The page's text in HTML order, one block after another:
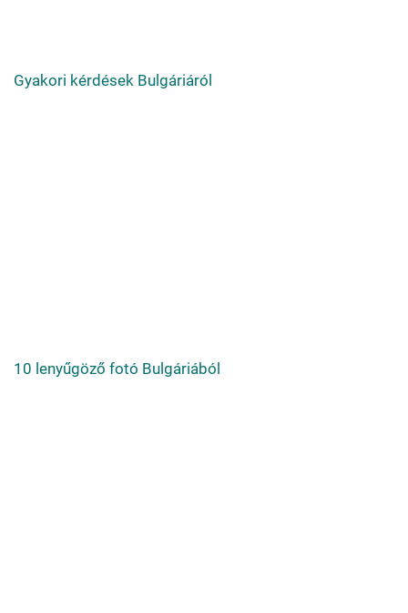
Gyakori kérdések Bulgáriáról
10 lenyűgöző fotó Bulgáriából